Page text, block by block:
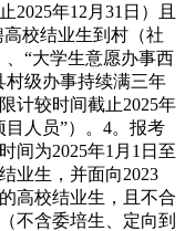
2025年12月31日）且
校结业生到村（社
“大学生意愿办事西
村级办事持续满三年
计较时间截止2025年
目人员”）。4。报考
间为2025年1月1日至
业生，并面向2023
高校结业生，且不合
不含委培生、定向到